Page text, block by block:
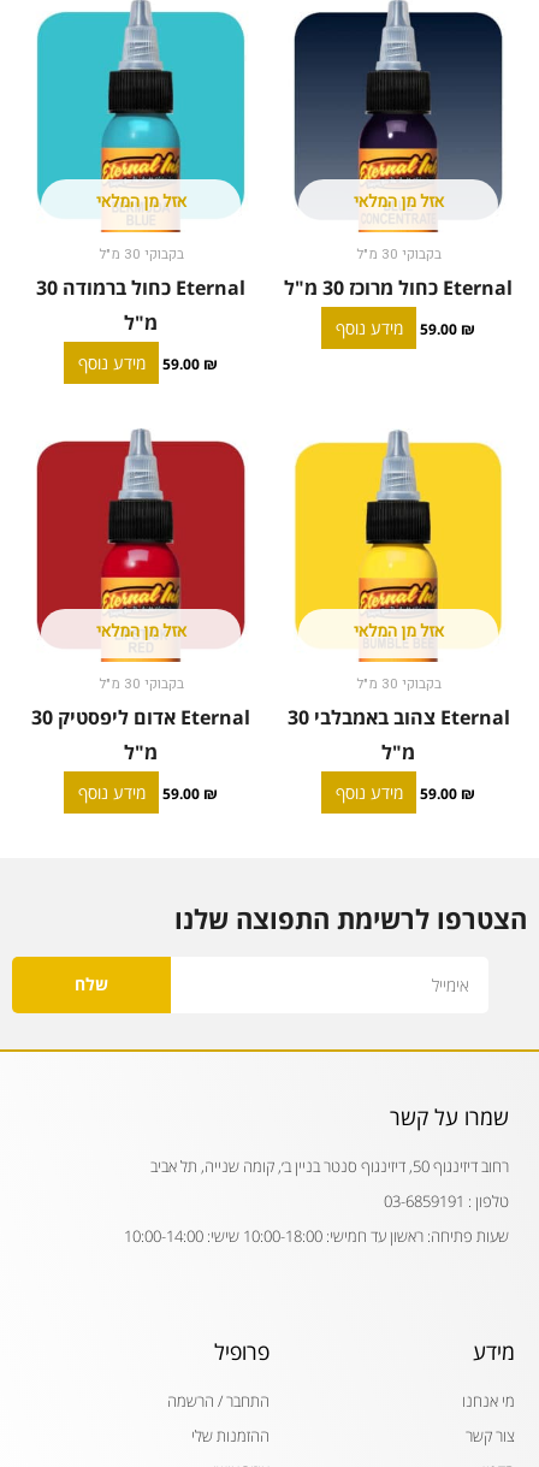
אזל מן המלאי
בקבוקי 30 מ"ל
Eternal כחול מרוכז 30 מ"ל
59.00 ₪ מידע נוסף
אזל מן המלאי
בקבוקי 30 מ"ל
Eternal כחול ברמודה 30
מ"ל
59.00 ₪ מידע נוסף
אזל מן המלאי
בקבוקי 30 מ"ל
Eternal צהוב באמבלבי 30
מ"ל
59.00 ₪ מידע נוסף
אזל מן המלאי
בקבוקי 30 מ"ל
Eternal אדום ליפסטיק 30
מ"ל
59.00 ₪ מידע נוסף
הצטרפו לרשימת התפוצה שלנו
שלח
שמרו על קשר
רחוב דיזינגוף 50, דיזינגוף סנטר בניין ב׳, קומה שנייה, תל אביב
טלפון : 03-6859191
שעות פתיחה: ראשון עד חמישי: 10:00-18:00 שישי: 10:00-14:00
מידע
מי אנחנו
צור קשר
פרופיל
התחבר / הרשמה
ההזמנות שלי